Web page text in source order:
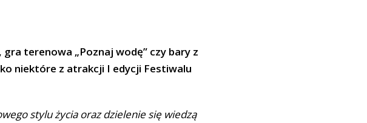
terenowa „Poznaj wodę” czy bary z
niektóre z atrakcji I edycji Festiwalu
stylu życia oraz dzielenie się wiedzą